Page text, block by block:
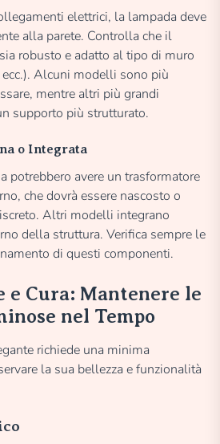
elettrici, la lampada deve
alla parete. Controlla che il
robusto e adatto al tipo di muro
Alcuni modelli sono più
mentre altri più grandi
supporto più strutturato.
o Integrata
potrebbero avere un trasformatore
che dovrà essere nascosto o
Altri modelli integrano
della struttura. Verifica sempre le
di questi componenti.
e Cura: Mantenere le
nel Tempo
richiede una minima
la sua bellezza e funzionalità